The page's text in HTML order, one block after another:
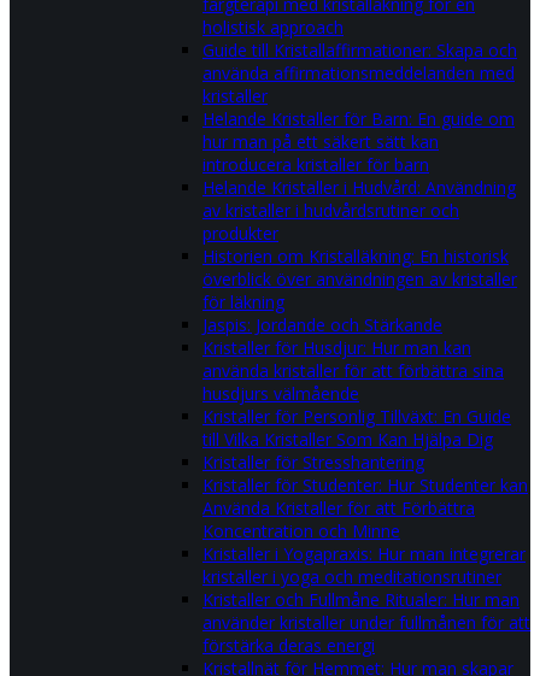
holistisk approach
Guide till Kristallaffirmationer: Skapa och
använda affirmationsmeddelanden med
kristaller
Helande Kristaller för Barn: En guide om
hur man på ett säkert sätt kan
introducera kristaller för barn
Helande Kristaller i Hudvård: Användning
av kristaller i hudvårdsrutiner och
produkter
Historien om Kristalläkning: En historisk
överblick över användningen av kristaller
för läkning
Jaspis: Jordande och Stärkande
Kristaller för Husdjur: Hur man kan
använda kristaller för att förbättra sina
husdjurs välmående
Kristaller för Personlig Tillväxt: En Guide
till Vilka Kristaller Som Kan Hjälpa Dig
Kristaller för Stresshantering
Kristaller för Studenter: Hur Studenter kan
Använda Kristaller för att Förbättra
Koncentration och Minne
Kristaller i Yogapraxis: Hur man integrerar
kristaller i yoga och meditationsrutiner
Kristaller och Fullmåne Ritualer: Hur man
använder kristaller under fullmånen för att
förstärka deras energi
Kristallnät för Hemmet: Hur man skapar